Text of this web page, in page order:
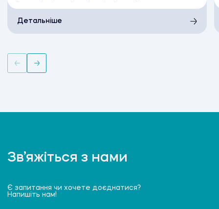
Детальніше
Зв’яжіться з нами
Є запитання чи хочете доєднатися?
Напишіть нам!